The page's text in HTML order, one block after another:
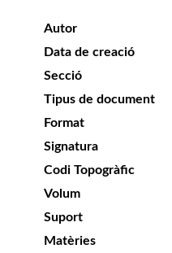
Autor
Data de creació
Secció
Tipus de document
Format
Signatura
Codi Topogràfic
Volum
Suport
Matèries